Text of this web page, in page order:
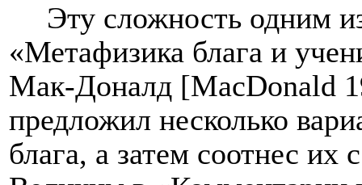
Эту сложность одним
«Метафизика блага и
Мак-Доналд [MacDonald
предложил несколько
блага, а затем соотнес